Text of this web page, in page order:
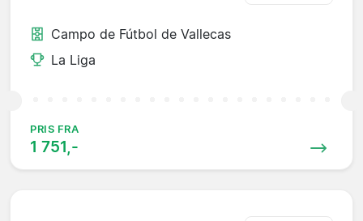
Campo de Fútbol de Vallecas
La Liga
PRIS FRA
1 751,-